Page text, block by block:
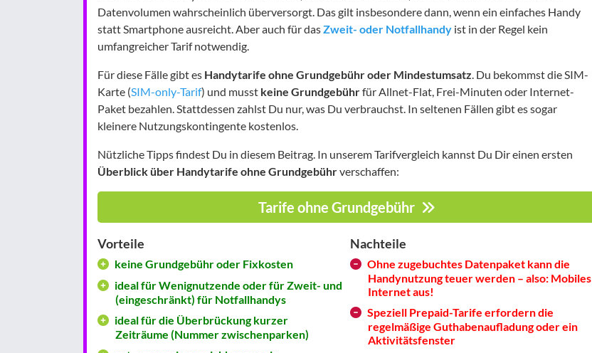
Datenvolumen wahrscheinlich überversorgt. Das gilt insbesondere dann, wenn ein einfaches Handy
statt Smartphone ausreicht. Aber auch für dasZweit- oder Notfallhandy ist in der Regel kein
umfangreicher Tarif notwendig.
Für diese Fälle gibt es Handytarife ohne Grundgebühr oder Mindestumsatz . Du bekommst die SIM-
Karte (SIM-only-Tarif) und musst keine Grundgebührfür Allnet-Flat, Frei-Minuten oder Internet-
Paket bezahlen. Stattdessen zahlst Du nur, was Du verbrauchst. In seltenen Fällen gibt es sogar
kleinere Nutzungskontingente kostenlos.
Nützliche Tipps findest Du in diesem Beitrag. In unserem Tarifvergleich kannst Du Dir einen ersten
Überblick über Handytarife ohne Grundgebührverschaffen:
Tarife ohne Grundgebühr
Vorteile
keine Grundgebühr oder Fixkosten
ideal für Wenignutzende oder für Zweit- und
(eingeschränkt) für Notfallhandys
ideal für die Überbrückung kurzer
Zeiträume (Nummer zwischenparken)
Nachteile
Ohne zugebuchtes Datenpaket kann die
Handynutzung teuer werden – also: Mobiles
Internet aus!
Speziell Prepaid-Tarife erfordern die
regelmäßige Guthabenaufladung oder ein
Aktivitätsfenster